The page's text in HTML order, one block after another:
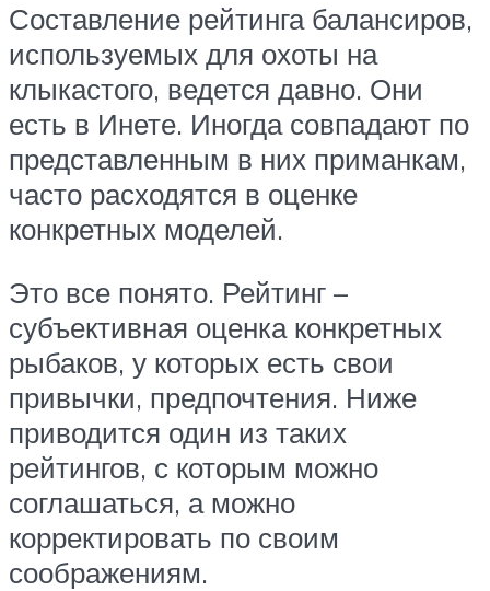
Составление рейтинга балансиров,
используемых для охоты на
клыкастого, ведется давно. Они
есть в Инете. Иногда совпадают по
представленным в них приманкам,
часто расходятся в оценке
конкретных моделей.
Это все понято. Рейтинг –
субъективная оценка конкретных
рыбаков, у которых есть свои
привычки, предпочтения. Ниже
приводится один из таких
рейтингов, с которым можно
соглашаться, а можно
корректировать по своим
соображениям.